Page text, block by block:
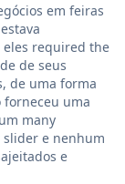
em feiras
required the
de seus
de uma forma
forneceu uma
many
e nenhum
e